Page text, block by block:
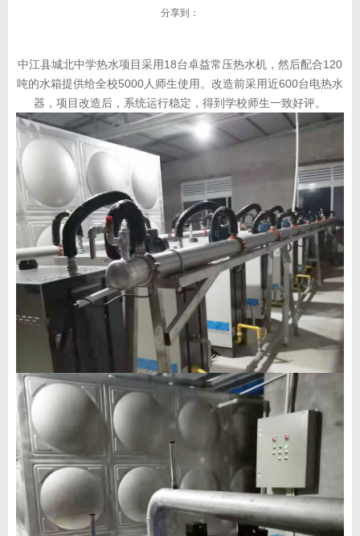
分享到：
中江县城北中学热水项目采用18台卓益常压热水机，然后配合120
吨的水箱提供给全校5000人师生使用。改造前采用近600台电热水
器，项目改造后，系统运行稳定，得到学校师生一致好评。